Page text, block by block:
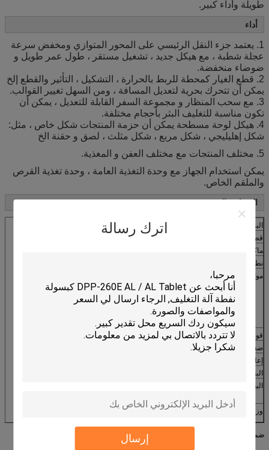
اترك رسالة
إرسال
طويلة وأداء كبير.
أداء
1. يعتمد جزء النقل الرئيسي على المحور المتوازي ومخفض سرعة
عجلة شطبة ، مع هيكل جديد ، تشغيل مستقر ، طول عمر طويل و
ضوضاء منخفضة.
2. قطع الغيار كمحطة للربط بالحرارة ، التشكيل ، التأثير والقطع إلخ
يمكن أن تتحرك بحرية لتعديل المسافة ، ومن السهل تغيير القوالب.
3. مع سحب المنظار و مجموعة السفر القابلة للتعديل ، يمكن أن
تكون مناسبة للتغليف البثر بأحجام مختلفة.
4. هيكل لوحة مسطحة يمكن أن حزمة المنتجات شكل خاص ، مثل:
شكل إهليليجي ، شكل مربع ، شكل مثلث ، لصق و حقنة الخ
5. مختلف المنتجات مع مختلف العفن و المغذية.
يمكن استخدام الجهاز مع وحدة التغذية العامة ، وحدة تغذية القرص
والملقم الخاص.
المقياس التقني
البند البند
DPP-140A
قطع التردد (أحجام مثالية: 80 * 57mm)
ماكس. تشكيل المنطقة والعمق
نطاق قابل للتعديل للسفر (مم)
مواد التعبئة والتغليف (IDΦ75)
PTP (مم)
(0،02-0،15) × 160 × (Φ350)
ورقة (مم)
قوة
380V 50Hz 5.5k
ضغط الهواء (معدة ذاتيا)
إعادة تدوير المياه أو تدوير استهلاك المياه
البعد الكلي (L * W * H) (بما في ذلك الأساس)
البعد من كل جزء
وزن
حوالي 800 كيلوجرام
ضمان